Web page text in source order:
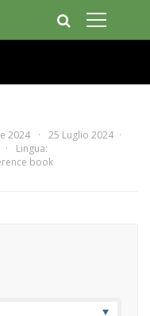
2024
25 Luglio 2024
Lingua:
book